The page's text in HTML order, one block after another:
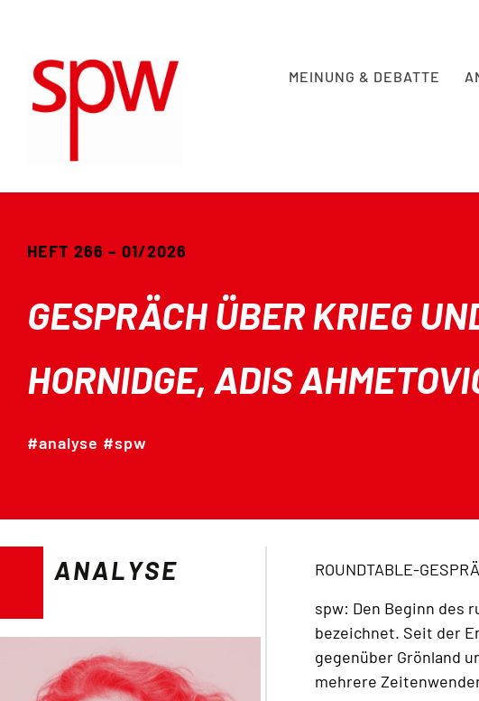
content
MEINUNG & DEBATTE
HEFT 266 – 01/2026
GESPRÄCH ÜBER KRIEG
HORNIDGE, ADIS
#analyse #spw
ANALYSE
ROUNDTABLE-
spw: Den Beginn des
bezeichnet. Seit der
gegenüber Grönland
mehrere